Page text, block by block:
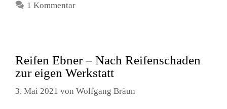
1 Kommentar
Reifen Ebner – Nach Reifenschaden
zur eigen Werkstatt
3. Mai 2021 von Wolfgang Bräun